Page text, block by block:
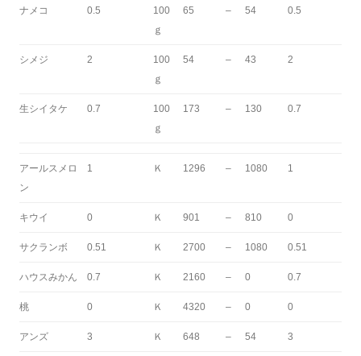
ナメコ 0.5
100
ｇ
65 – 54 0.5
シメジ 2
100
ｇ
54 – 43 2
生シイタケ 0.7
100
ｇ
173 – 130 0.7
アールスメロ
ン
1 Ｋ 1296 – 1080 1
キウイ 0 Ｋ 901 – 810 0
サクランボ 0.51 Ｋ 2700 – 1080 0.51
ハウスみかん 0.7 Ｋ 2160 – 0 0.7
桃 0 Ｋ 4320 – 0 0
アンズ 3 Ｋ 648 – 54 3